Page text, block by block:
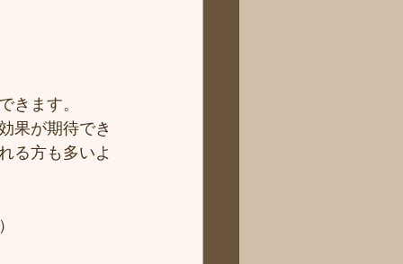
きます。
果が期待でき
る方も多いよ